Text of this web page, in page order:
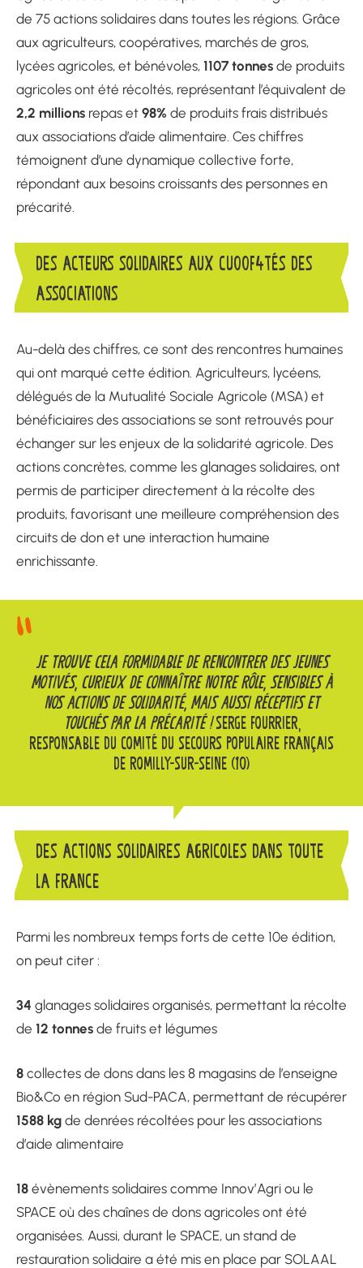
de 75 actions solidaires dans toutes les régions. Grâce
aux agriculteurs, coopératives, marchés de gros,
lycées agricoles, et bénévoles,1107 tonnesde produits
agricoles ont été récoltés, représentant l’équivalent de
2,2 millions repas et98% de produits frais distribués
aux associations d’aide alimentaire. Ces chiffres
témoignent d’une dynamique collective forte,
répondant aux besoins croissants des personnes en
précarité.
DES ACTEURS SOLIDAIRES AUX CU00F4TÉS DES
ASSOCIATIONS
Au-delà des chiffres, ce sont des rencontres humaines
qui ont marqué cette édition. Agriculteurs, lycéens,
délégués de la Mutualité Sociale Agricole (MSA) et
bénéficiaires des associations se sont retrouvés pour
échanger sur les enjeux de la solidarité agricole. Des
actions concrètes, comme les glanages solidaires, ont
permis de participer directement à la récolte des
produits, favorisant une meilleure compréhension des
circuits de don et une interaction humaine
enrichissante.
JE TROUVE CELA FORMIDABLE DE RENCONTRER DES JEUNES
MOTIVÉS, CURIEUX DE CONNAÎTRE NOTRE RÔLE, SENSIBLES À
NOS ACTIONS DE SOLIDARITÉ, MAIS AUSSI RÉCEPTIFS ET
TOUCHÉS PAR LA PRÉCARITÉ !SERGE FOURRIER,
RESPONSABLE DU COMITÉ DU SECOURS POPULAIRE FRANÇAIS
DE ROMILLY-SUR-SEINE (10)
DES ACTIONS SOLIDAIRES AGRICOLES DANS TOUTE
LA FRANCE
Parmi les nombreux temps forts de cette 10e édition,
on peut citer :
34 glanages solidaires organisés, permettant la récolte
de 12 tonnesde fruits et légumes
8collectes de dons dans les 8 magasins de l’enseigne
Bio&Co en région Sud-PACA, permettant de récupérer
1588 kgde denrées récoltées pour les associations
d’aide alimentaire
18évènements solidaires comme Innov’Agri ou le
SPACE où des chaînes de dons agricoles ont été
organisées. Aussi, durant le SPACE, un stand de
restauration solidaire a été mis en place par SOLAAL